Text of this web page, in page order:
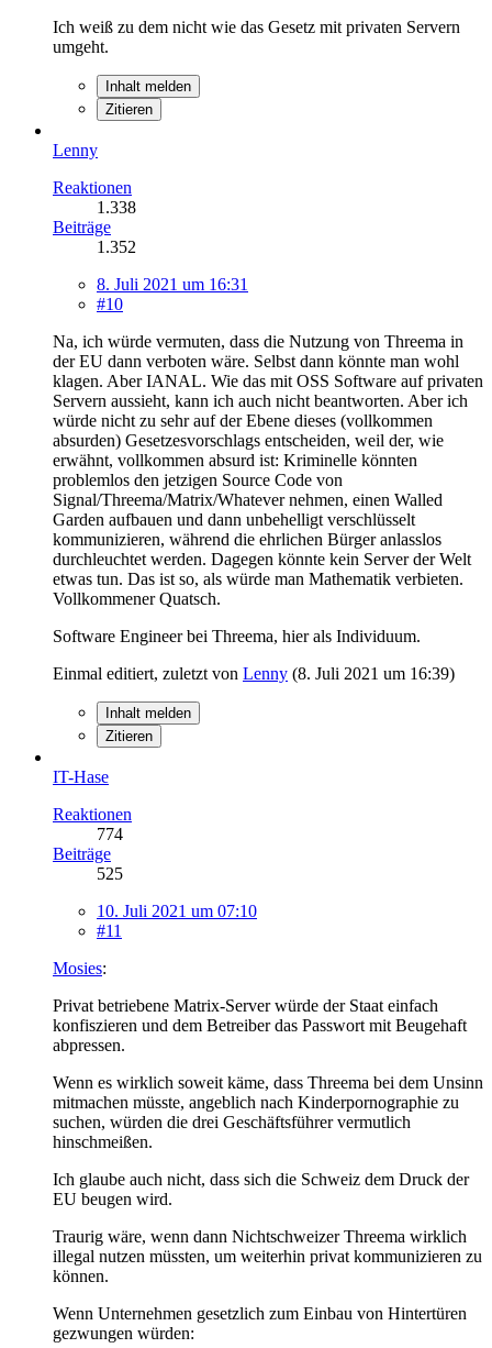
Ich weiß zu dem nicht wie das Gesetz mit privaten Servern
umgeht.
Inhalt melden
Zitieren
Lenny
Reaktionen
1.338
Beiträge
1.352
8. Juli 2021 um 16:31
#10
Na, ich würde vermuten, dass die Nutzung von Threema in
der EU dann verboten wäre. Selbst dann könnte man wohl
klagen. Aber IANAL. Wie das mit OSS Software auf privaten
Servern aussieht, kann ich auch nicht beantworten. Aber ich
würde nicht zu sehr auf der Ebene dieses (vollkommen
absurden) Gesetzesvorschlags entscheiden, weil der, wie
erwähnt, vollkommen absurd ist: Kriminelle könnten
problemlos den jetzigen Source Code von
Signal/Threema/Matrix/Whatever nehmen, einen Walled
Garden aufbauen und dann unbehelligt verschlüsselt
kommunizieren, während die ehrlichen Bürger anlasslos
durchleuchtet werden. Dagegen könnte kein Server der Welt
etwas tun. Das ist so, als würde man Mathematik verbieten.
Vollkommener Quatsch.
Software Engineer bei Threema, hier als Individuum.
Einmal editiert, zuletzt von Lenny (8. Juli 2021 um 16:39)
Inhalt melden
Zitieren
IT-Hase
Reaktionen
774
Beiträge
525
10. Juli 2021 um 07:10
#11
Mosies:
Privat betriebene Matrix-Server würde der Staat einfach
konfiszieren und dem Betreiber das Passwort mit Beugehaft
abpressen.
Wenn es wirklich soweit käme, dass Threema bei dem Unsinn
mitmachen müsste, angeblich nach Kinderpornographie zu
suchen, würden die drei Geschäftsführer vermutlich
hinschmeißen.
Ich glaube auch nicht, dass sich die Schweiz dem Druck der
EU beugen wird.
Traurig wäre, wenn dann Nichtschweizer Threema wirklich
illegal nutzen müssten, um weiterhin privat kommunizieren zu
können.
Wenn Unternehmen gesetzlich zum Einbau von Hintertüren
gezwungen würden: